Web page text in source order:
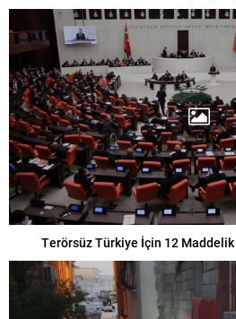
Terörsüz Türkiye İçin 12